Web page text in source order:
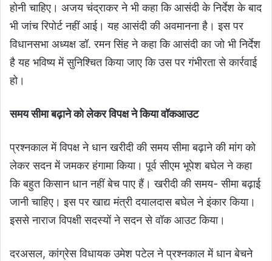
होनी चाहिए। अजय चंद्राकर ने भी कहा कि आसंदी के निर्देश के बाद
भी जांच रिपोर्ट नहीं आई। यह आसंदी की अवमानना है। इस पर
विधानसभा अध्यक्ष डॉ. रमन सिंह ने कहा कि आसंदी का जो भी निर्देश
है यह भविष्य में सुनिश्चित किया जाए कि उस पर गंभीरता से कार्रवाई
हो।
समय सीमा बढ़ाने को लेकर विपक्ष ने किया वॉकआउट
प्रश्नकाल में विपक्ष ने धान खरीदी की समय सीमा बढ़ाने की मांग को
लेकर सदन में जमकर हंगामा किया। पूर्व सीएम भूपेश बघेल ने कहा
कि बहुत किसान धान नहीं बेच पाए हैं। खरीदी की समय- सीमा बढ़ाई
जानी चाहिए। इस पर खाद्य मंत्री दयालदास बघेल ने इंकार किया।
इससे नाराज विपक्षी सदस्यों ने सदन से वॉक आउट किया।
दरअसल, कांग्रेस विधायक उमेश पटेल ने प्रश्नकाल में धान बेचने